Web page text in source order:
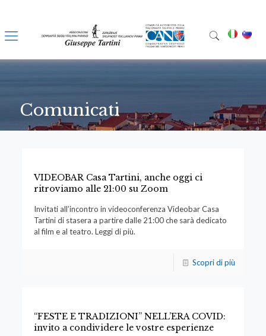
Comunicati
VIDEOBAR Casa Tartini, anche oggi ci
ritroviamo alle 21:00 su Zoom
Invitati all’incontro in videoconferenza Videobar Casa
Tartini di stasera a partire dalle 21:00 che sarà dedicato
al film e al teatro. Leggi di più.
Scopri di più
“FESTE E TRADIZIONI” NELL’ERA COVID:
invito a condividere le vostre esperienze